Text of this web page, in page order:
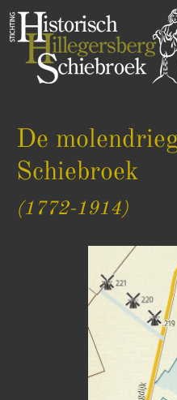
De
Schiebroek
(1772-1914)